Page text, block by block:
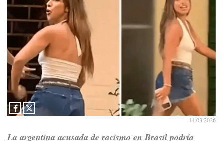
14.03.2026
La argentina acusada de racismo en Brasil podría